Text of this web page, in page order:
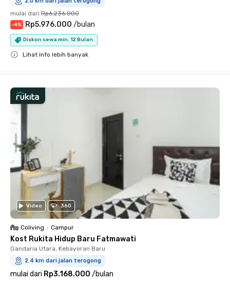
mulai dari Rp6.236.000
-4% Rp5.976.000 /bulan
Diskon sewa min. 12 Bulan
Lihat info lebih banyak
Video 360
Coliving • Campur
Kost Rukita Hidup Baru Fatmawati
Gandaria Utara, Kebayoran Baru
2.4 km dari jalan terogong
mulai dari Rp3.168.000 /bulan